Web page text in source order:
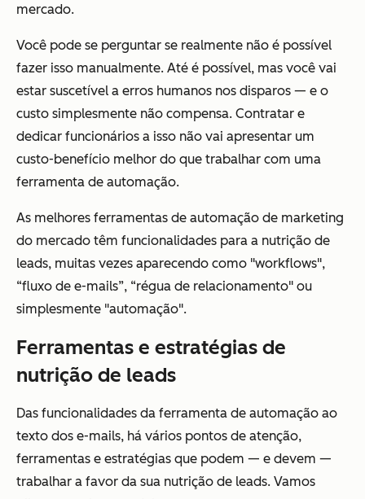
mercado.
Você pode se perguntar se realmente não é possível
fazer isso manualmente. Até é possível, mas você vai
estar suscetível a erros humanos nos disparos — e o
custo simplesmente não compensa. Contratar e
dedicar funcionários a isso não vai apresentar um
custo-benefício melhor do que trabalhar com uma
ferramenta de automação.
As melhores ferramentas de automação de marketing
do mercado têm funcionalidades para a nutrição de
leads, muitas vezes aparecendo como "workflows",
“fluxo de e-mails”, “régua de relacionamento" ou
simplesmente "automação".
Ferramentas e estratégias de
nutrição de leads
Das funcionalidades da ferramenta de automação ao
texto dos e-mails, há vários pontos de atenção,
ferramentas e estratégias que podem — e devem —
trabalhar a favor da sua nutrição de leads. Vamos